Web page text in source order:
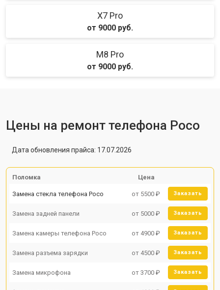
X7 Pro
от 9000 руб.
M8 Pro
от 9000 руб.
Цены на ремонт телефона Poco
Дата обновления прайса: 17.07.2026
Поломка Цена
Замена стекла телефона Poco от 5500 ₽ Заказать
Замена задней панели от 5000 ₽ Заказать
Замена камеры телефона Poco от 4900 ₽ Заказать
Замена разъема зарядки от 4500 ₽ Заказать
Замена микрофона от 3700 ₽ Заказать